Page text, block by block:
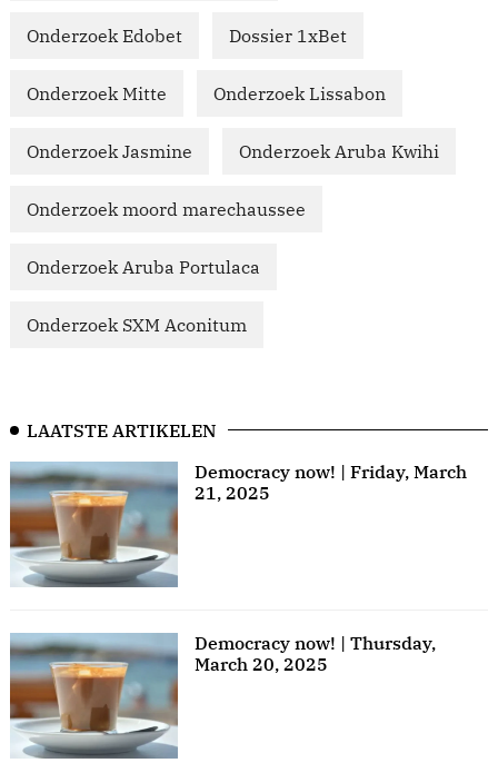
Onderzoek Edobet Dossier 1xBet
Onderzoek Mitte Onderzoek Lissabon
Onderzoek Jasmine Onderzoek Aruba Kwihi
Onderzoek moord marechaussee
Onderzoek Aruba Portulaca
Onderzoek SXM Aconitum
LAATSTE ARTIKELEN
Democracy now! | Friday, March
21, 2025
Democracy now! | Thursday,
March 20, 2025